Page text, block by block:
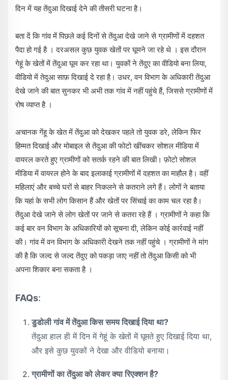
दिन में यह तेंदुआ दिखाई देने की तीसरी घटना है।
बता दें कि गांव में पिछले कई दिनों से तेंदुआ देखे जाने से ग्रामीणों में दहशत
पैदा हो गई है । दरअसल कुछ युवक खेतों पर घूमने जा रहे थे । इस दौरान
गेहूं के खेतों में तेंदुआ घूम कर रहा था। युवकों ने तेंदुए का वीडियो बना लिया,
वीडियो में तेदुआ साफ़ दिखाई दे रहा है। उधर, वन विभाग के अधिकारी तेंदुआ
देखे जाने की बात सुनकर भी अभी तक गांव में नहीं पहुंचे हैं, जिससे ग्रामीणों में
रोष व्याप्त है ।
अचानक गेंहू के खेत में तेंदुआ को देखकर पहले तो युवक डरे, लेकिन फिर
हिम्मत दिखाई और मोबाइल से तेंदुआ की फोटो खींचकर सोशल मीडिया में
वायरल करते हुए ग्रामीणों को सतर्क रहने की बात लिखी। फ़ोटो सोशल
मीडिया में वायरल होने के बाद इलाकाई ग्रामीणों में दहशत का माहौल है। वहीं
महिलाएं और बच्चे घरों से बाहर निकलने से कतराने लगे हैं। लोगों ने बताया
कि यहां के सभी लोग किसान हैं और खेतों पर सिंचाई का काम चल रहा है।
तेंदुआ देखे जाने से लोग खेतों पर जाने से कतरा रहे हैं । ग्रामीणों ने कहा कि
कई बार वन विभाग के अधिकारियों को सूचना दी, लेकिन कोई कार्रवाई नहीं
की। गांव में वन विभाग के अधिकारी देखने तक नहीं पहुंचे । ग्रामीणों ने मांग
की है कि जल्द से जल्द तेंदुए को पकड़ा जाए नहीं तो तेंदुआ किसी को भी
अपना शिकार बना सकता है ।
FAQs:
डुडोली गांव में तेंदुआ किस समय दिखाई दिया था?
तेंदुआ हाल ही में दिन में गेहूं के खेतों में घूमते हुए दिखाई दिया था,
और इसे कुछ युवकों ने देखा और वीडियो बनाया।
ग्रामीणों का तेंदुआ को लेकर क्या रिएक्शन है?